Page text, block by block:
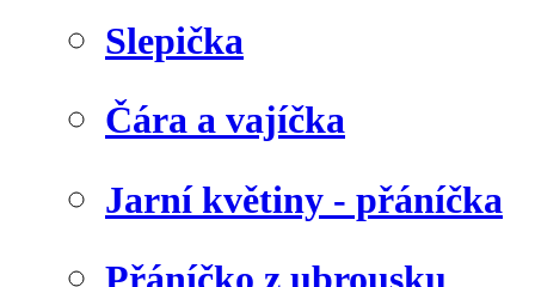
Slepička
Čára a vajíčka
Jarní květiny - přáníčka
Přáníčko z ubrousku